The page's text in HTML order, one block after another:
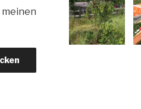
meinen